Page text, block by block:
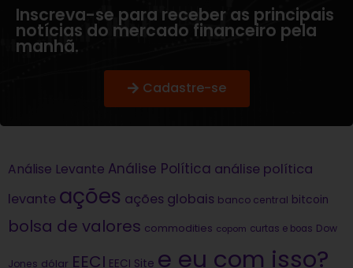
Inscreva-se para receber as principais
notícias do mercado financeiro pela
manhã.
Cadastre-se
Análise Levante Análise Política análise política
levante ações ações globais banco central bitcoin
bolsa de valores commodities copom curtas e boas Dow
Jones dólar EECI EECI Site e eu com isso?